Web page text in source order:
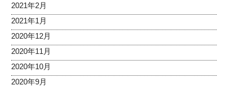
2021年2月
2021年1月
2020年12月
2020年11月
2020年10月
2020年9月